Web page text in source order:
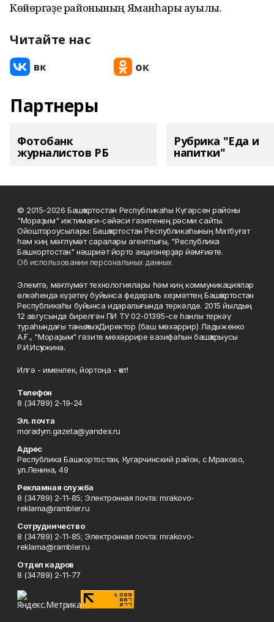
Көйөргәҙе районының Яманһары ауылы.
Читайте нас
Партнеры
Фотобанк
журналистов РБ
Рубрика "Еда и
напитки"
© 2015-2026 Башҡортостан Республикаһы Күгәрсен районы
"Мораҙым" ижтимағи-сәйәси гәзитенең рәсми сайты.
Ойоштороусылары: Башҡортостан Республикаһының Матбуғат
һәм киң мәғлүмәт саралары агентлығы, "Республика
Башкортостан" нәшриәт йорто акционерҙар йәмғиәте.
Об использовании персональных данных
Элемтә, мәғлүмәт технологиялары һәм киң коммуникациялар
өлкәһендә күҙәтеү буйынса федераль хеҙмәттең Башҡортостан
Республикаһы буйынса идаралығында теркәлде. 2015 йылдың
12 авгусында бирелгән ПИ ТУ 02-01395-се һанлы теркәү
тураһындағы таныҡлыҡ. Директор (баш мөхәррир) Ладыженко
А.Ғ., "Мораҙым" гәзите мөхәррире вазифаһын башҡарыусы
Р.И.Исҡужина.
Илгә - именлек, йортоңа - ҡот!
Телефон
8 (34789) 2-19-24
Эл. почта
moradym.gazeta@yandex.ru
Адрес
Республика Башкортостан, Кугарчинский район, с.Мраково,
ул.Ленина, 49
Рекламная служба
8 (34789) 2-11-85; Электронная почта: mrakovo-
reklama@rambler.ru
Сотрудничество
8 (34789) 2-11-85; Электронная почта: mrakovo-
reklama@rambler.ru
Отдел кадров
8 (34789) 2-11-77